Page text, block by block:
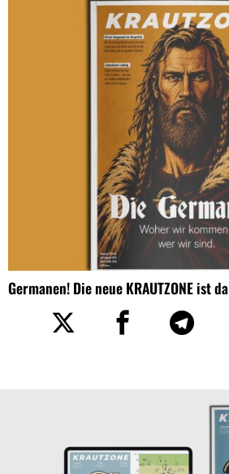
Germanen! Die neue KRAUTZONE ist da